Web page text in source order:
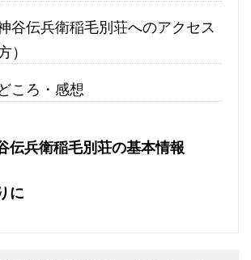
谷伝兵衛稲毛別荘へのアクセス
）
ころ・感想
伝兵衛稲毛別荘の基本情報
に